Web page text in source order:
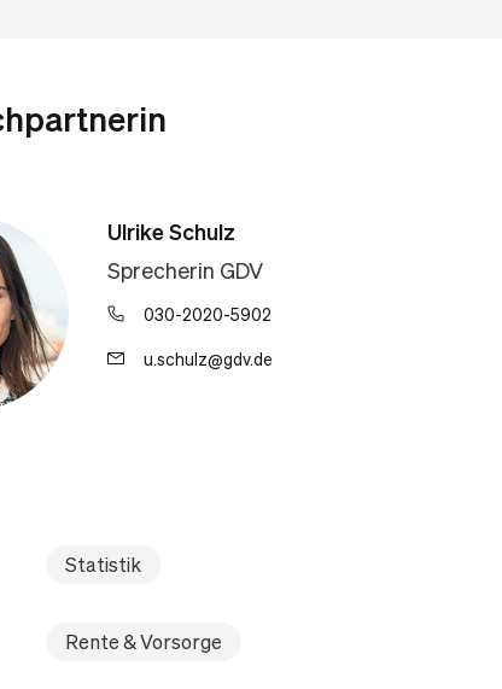
Ulrike Schulz
Sprecherin GDV
030-2020-5902
u.schulz@gdv.de
Statistik
Rente & Vorsorge